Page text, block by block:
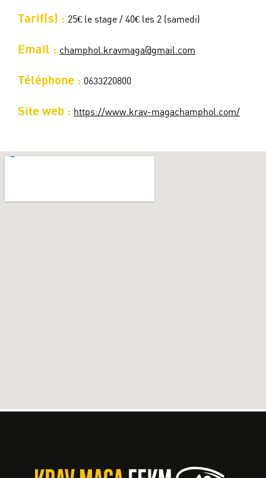
Tarif(s) : 25€ le stage / 40€ les 2 (samedi)
Email : champhol.kravmaga@gmail.com
Téléphone : 0633220800
Site web : https://www.krav-magachamphol.com/